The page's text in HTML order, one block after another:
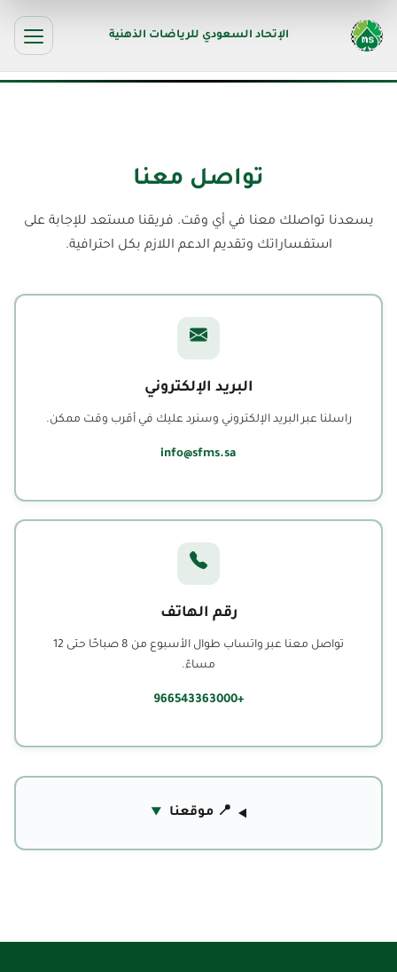
الإتحاد السعودي للرياضات الذهنية
تواصل معنا
يسعدنا تواصلك معنا في أي وقت. فريقنا مستعد للإجابة على
استفساراتك وتقديم الدعم اللازم بكل احترافية.
البريد الإلكتروني
راسلنا عبر البريد الإلكتروني وسنرد عليك في أقرب وقت ممكن.
info@sfms.sa
رقم الهاتف
تواصل معنا عبر واتساب طوال الأسبوع من 8 صباحًا حتى 12
مساءً.
+966543363000
📍 موقعنا